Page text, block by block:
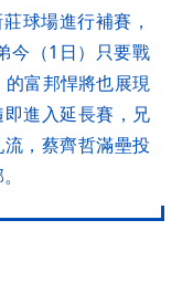
球場進行補賽，
今（1日）只要戰
富邦悍將也展現
進入延長賽，兄
，蔡齊哲滿壘投